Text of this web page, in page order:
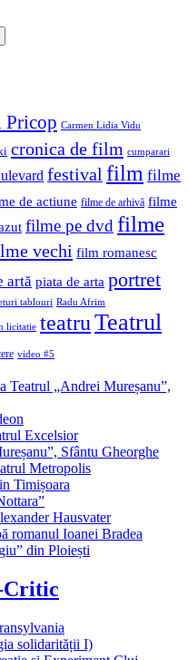
Pricop Carmen Lidia Vidu
cronica de film cumparari
festival film filme
de actiune filme de arhivă filme
filme pe dvd filme
vechi film romanesc
artă piata de arta portret
tablouri Radu Afrim
licitatie teatruTeatrul
video #5
Teatrul „Andrei Mureșanu”,
Excelsior
Sfântu Gheorghe
Metropolis
Timișoara
Hausvater
romanul Ioanei Bradea
din Ploiești
Critic
solidarității I)